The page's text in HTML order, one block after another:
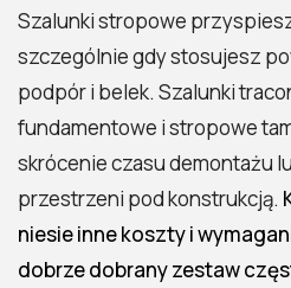
Szalunki stropowe
szczególnie gdy stosujesz
podpór i belek. Szalunki
fundamentowe i stropowe
skrócenie czasu demontażu
przestrzeni pod konstrukcją.
niesie inne koszty i
dobrze dobrany zestaw